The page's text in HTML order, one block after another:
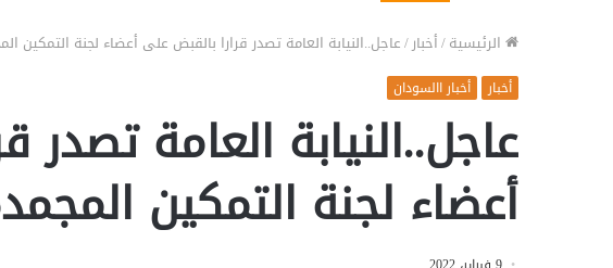
الرئيسية/أخبار/عاجل..النيابة العامة تصدر قرارا بالقبض على أعضاء لجنة التمكين
أخبار أخبار االسودان
عاجل..النيابة العامة تصدر
أعضاء لجنة التمكين